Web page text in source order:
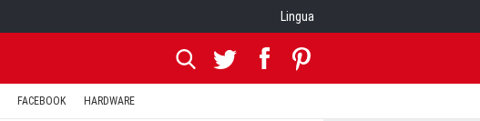
Lingua
FACEBOOK HARDWARE